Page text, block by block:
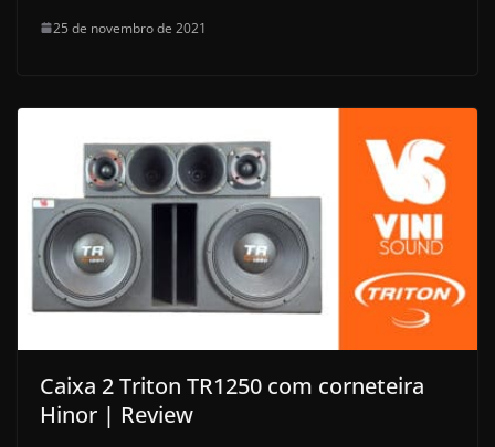
25 de novembro de 2021
Caixa 2 Triton TR1250 com corneteira
Hinor | Review